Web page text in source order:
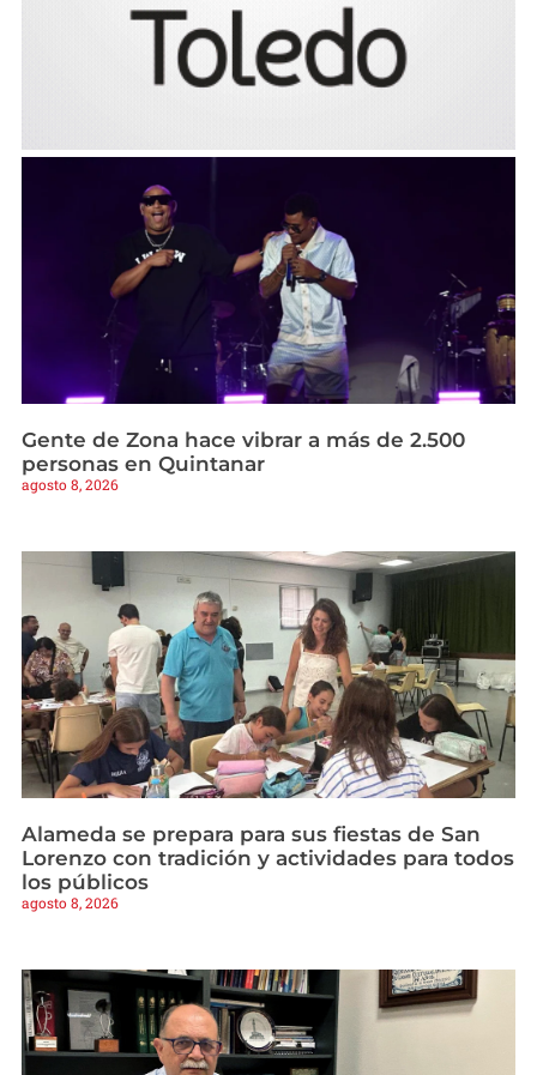
Gente de Zona hace vibrar a más de 2.500
personas en Quintanar
agosto 8, 2026
Alameda se prepara para sus fiestas de San
Lorenzo con tradición y actividades para todos
los públicos
agosto 8, 2026